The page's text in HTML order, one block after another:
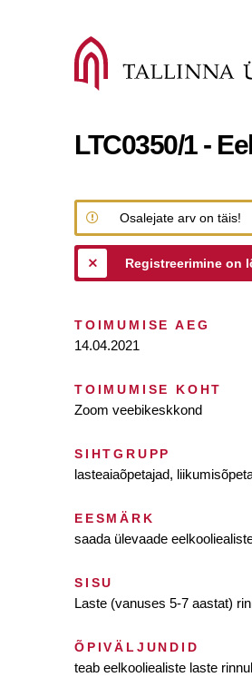
LTC0350/1 -
Osalejate arv on täis!
Registreerimine on
TOIMUMISE AEG
14.04.2021
TOIMUMISE KOHT
Zoom veebikeskkond
SIHTGRUPP
lasteaiaõpetajad,
EESMÄRK
saada ülevaade
SISU
Laste (vanuses 5-7 aastat)
ÕPIVÄLJUNDID
teab eelkooliealiste laste